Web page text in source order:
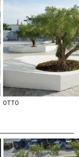
OTTO